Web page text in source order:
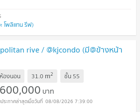
โพลิแทน รีฟ)
rive / @kjcondo (มี@ข้างหน้า
องนอน 31.0 m2 ชั้น 55
บาท
08/08/2026 7:39:00